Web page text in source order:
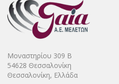
Μοναστηρίου 309 Β
54628 Θεσσαλονίκη
Θεσσαλονίκη, Ελλάδα